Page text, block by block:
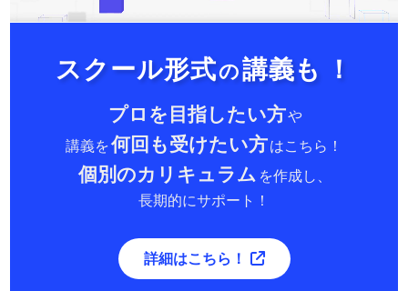
スクール形式の講義も ！
プロを目指したい方や
講義を何回も受けたい方はこちら！
個別のカリキュラム を作成し、
長期的にサポート！
詳細はこちら！